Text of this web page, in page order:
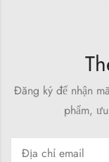
Đăng ký để nhận
phẩm,